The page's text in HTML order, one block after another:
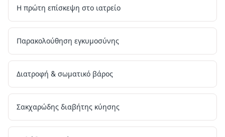
Η πρώτη επίσκεψη στο ιατρείο
Παρακολούθηση εγκυμοσύνης
Διατροφή & σωματικό βάρος
Σακχαρώδης διαβήτης κύησης